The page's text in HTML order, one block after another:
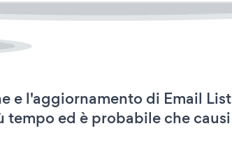
e l'aggiornamento di Email List
ed è probabile che causi